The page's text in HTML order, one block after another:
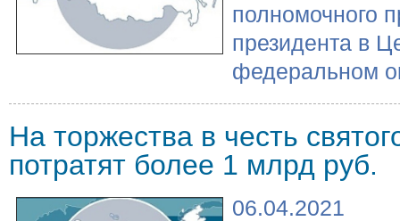
полномочного
президента в
федеральном
На торжества в честь
потратят более 1 млрд руб.
06.04.2021